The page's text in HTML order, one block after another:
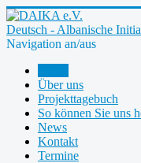
Deutsch - Albanische
Navigation an/aus
Über uns
Projekttagebuch
So können Sie uns
News
Kontakt
Termine